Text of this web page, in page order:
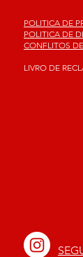
POLITICA DE
POLITICA DE
CONFLITOS
LIVRO DE